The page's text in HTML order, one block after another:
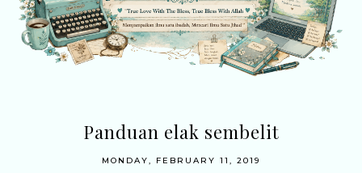
Panduan elak sembelit
MONDAY, FEBRUARY 11, 2019